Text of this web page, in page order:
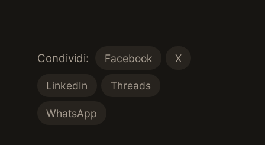
Condividi: Facebook X
LinkedIn Threads
WhatsApp